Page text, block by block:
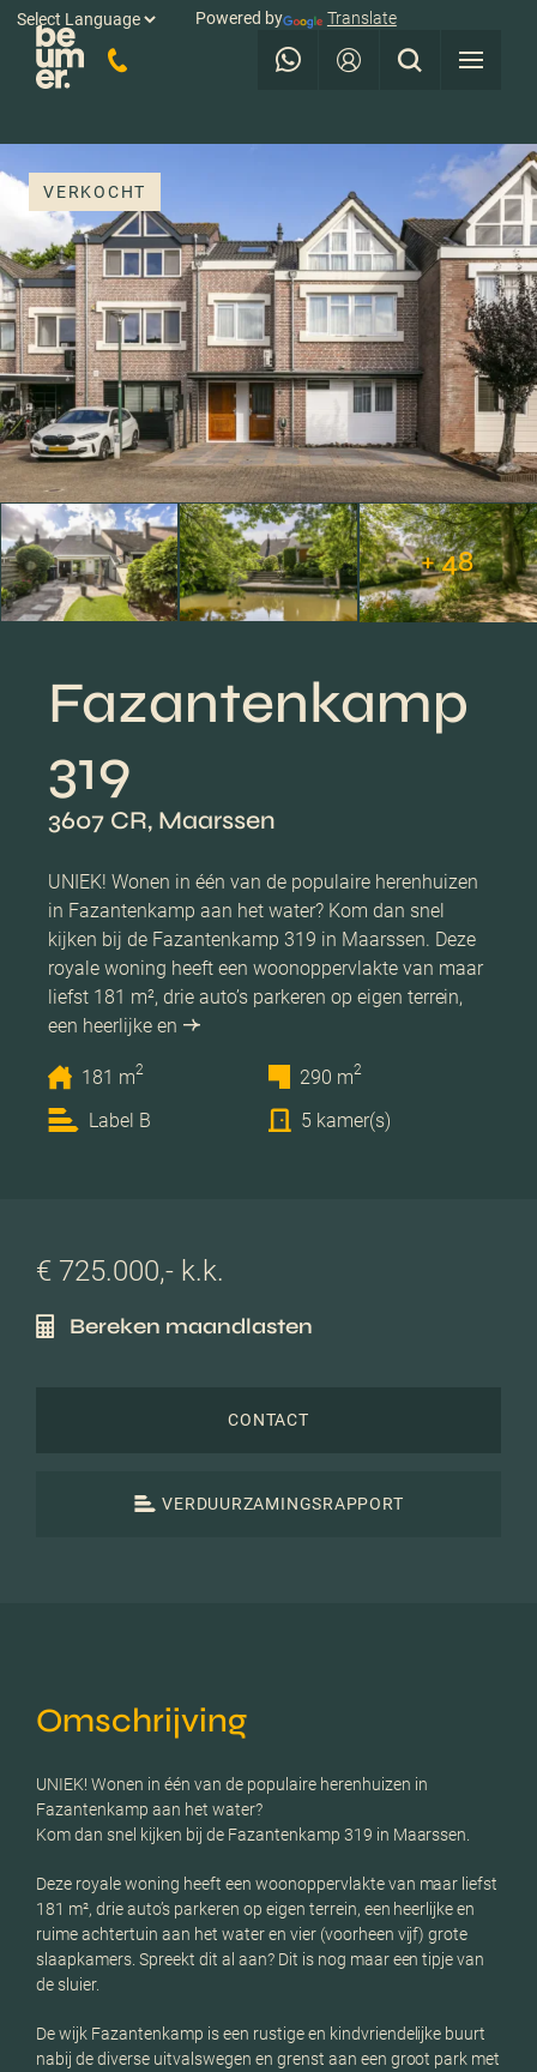
Powered by Translate
VERKOCHT
+ 48
Fazantenkamp
319
3607 CR, Maarssen
UNIEK! Wonen in één van de populaire herenhuizen
in Fazantenkamp aan het water? Kom dan snel
kijken bij de Fazantenkamp 319 in Maarssen. Deze
royale woning heeft een woonoppervlakte van maar
liefst 181 m², drie auto’s parkeren op eigen terrein,
een heerlijke en
181 m2 290 m2
Label B 5 kamer(s)
€ 725.000,- k.k.
Bereken maandlasten
CONTACT
VERDUURZAMINGSRAPPORT
Omschrijving
UNIEK! Wonen in één van de populaire herenhuizen in
Fazantenkamp aan het water?
Kom dan snel kijken bij de Fazantenkamp 319 in Maarssen.
Deze royale woning heeft een woonoppervlakte van maar liefst
181 m², drie auto’s parkeren op eigen terrein, een heerlijke en
ruime achtertuin aan het water en vier (voorheen vijf) grote
slaapkamers. Spreekt dit al aan? Dit is nog maar een tipje van
de sluier.
De wijk Fazantenkamp is een rustige en kindvriendelijke buurt
nabij de diverse uitvalswegen en grenst aan een groot park met